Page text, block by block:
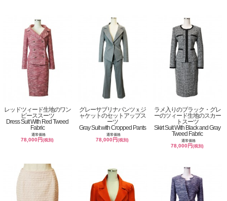
レッドツィード生地のワン
ピーススーツ
Dress Suit With Red Tweed
Fabric
通常価格
78,000円(税別)
グレーサブリナパンツｘジ
ャケットのセットアップス
ーツ
Gray Suit with Cropped Pants
通常価格
78,000円(税別)
ラメ入りのブラック・グレ
ーのツィード生地のスカー
トスーツ
Skirt Suit With Black and Gray
Tweed Fabric
通常価格
78,000円(税別)